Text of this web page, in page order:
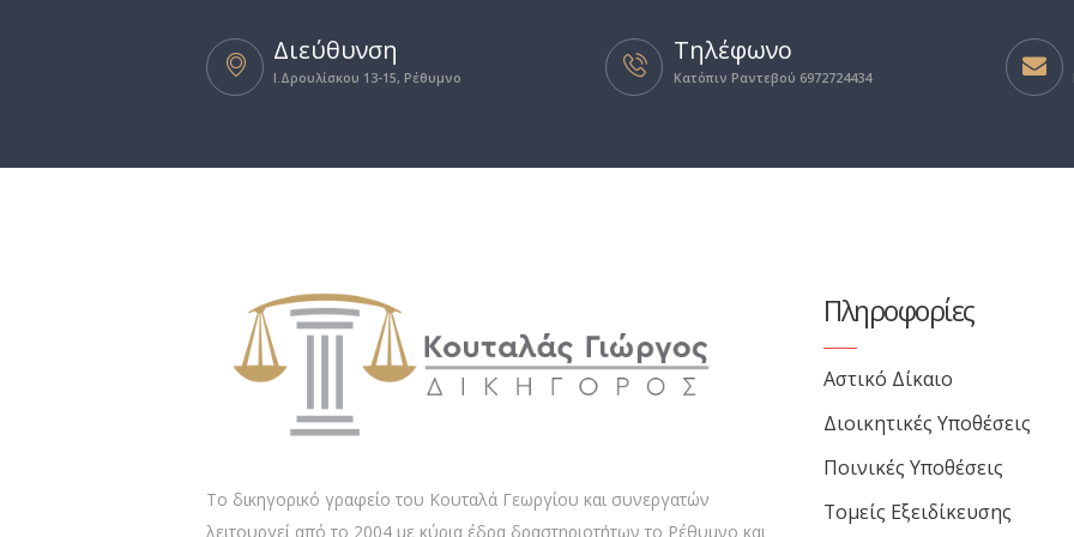
Διεύθυνση
I.Δρουλίσκου 13-15, Ρέθυμνο
Τηλέφωνο
Κατόπιν Ραντεβού 6972724434
Το δικηγορικό γραφείο του Κουταλά Γεωργίου και συνεργατών
λειτουργεί από το 2004 με κύρια έδρα δραστηριοτήτων το Ρέθυμνο και
Πληροφορίες
Αστικό Δίκαιο
Διοικητικές Υποθέσεις
Ποινικές Υποθέσεις
Τομείς Εξειδίκευσης